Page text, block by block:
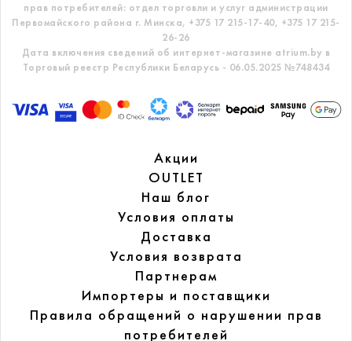
прав потребителей: отдел торговли и услуг администрации
Первомайского района г. Минска, +375 17 215-17-40, +375 17 215-
26-26
Дата включения сведений об интернет-магазине atrium.by в
Торговый реестр Республики Беларусь - 06.05.2025 №748434
Акции
OUTLET
Наш блог
Условия оплаты
Доставка
Условия возврата
Партнерам
Импортеры и поставщики
Правила обращений о нарушении прав
потребителей